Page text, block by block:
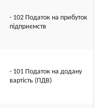
- 102 Податок на прибуток
підприємств
- 101 Податок на додану
вартість (ПДВ)